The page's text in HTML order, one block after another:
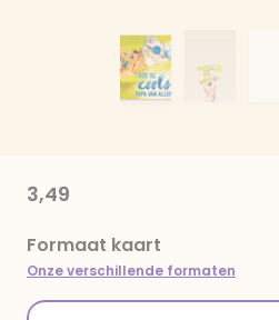
3,49
Formaat kaart
Onze verschillende formaten